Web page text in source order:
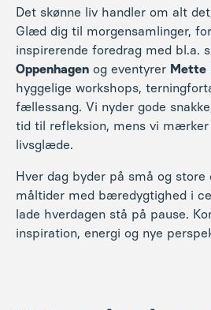
livsglæde.
Hver dag byder på små og store
måltider med bæredygtighed i
lade hverdagen stå på pause.
inspiration, energi og nye
Naturoplevelser
Ugen byder på naturoplevelser
af Danmarks smukkeste